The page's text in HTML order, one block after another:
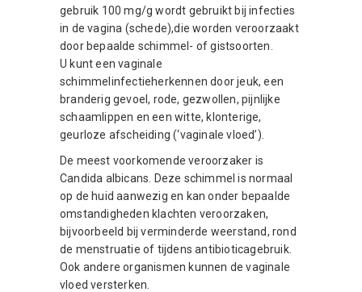
gebruik 100 mg/g wordt gebruikt bij infecties
in de vagina (schede),die worden veroorzaakt
door bepaalde schimmel- of gistsoorten.
U kunt een vaginale
schimmelinfectieherkennen door jeuk, een
branderig gevoel, rode, gezwollen, pijnlijke
schaamlippen en een witte, klonterige,
geurloze afscheiding (‘vaginale vloed’).
De meest voorkomende veroorzaker is
Candida albicans. Deze schimmel is normaal
op de huid aanwezig en kan onder bepaalde
omstandigheden klachten veroorzaken,
bijvoorbeeld bij verminderde weerstand, rond
de menstruatie of tijdens antibioticagebruik.
Ook andere organismen kunnen de vaginale
vloed versterken.